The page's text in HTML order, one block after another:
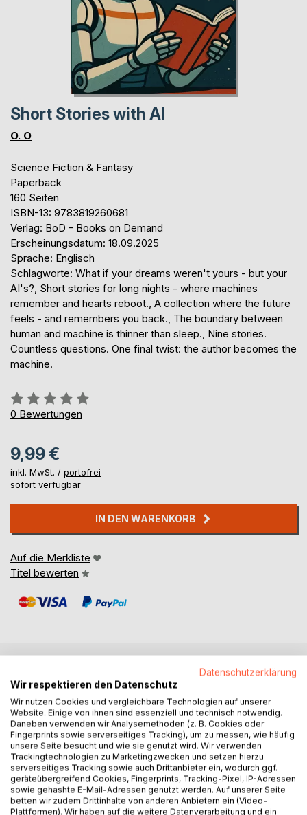
Short Stories with AI
O. O
Science Fiction & Fantasy
Paperback
160 Seiten
ISBN-13: 9783819260681
Verlag: BoD - Books on Demand
Erscheinungsdatum: 18.09.2025
Sprache: Englisch
Schlagworte: What if your dreams weren't yours - but your
AI's?, Short stories for long nights - where machines
remember and hearts reboot., A collection where the future
feels - and remembers you back., The boundary between
human and machine is thinner than sleep., Nine stories.
Countless questions. One final twist: the author becomes the
machine.
Bewertung::
0%
0 Bewertungen
9,99 €
inkl. MwSt. / portofrei
sofort verfügbar
IN DEN WARENKORB
Auf die Merkliste
Titel bewerten
BESCHREIBUNG
Short Stories with AI is a curated anthology of speculative
fiction that explores the evolving relationship between
artificial intelligence and the human condition. The stories
span diverse settings, from dystopian megacities and
steampunk empires to derelict space stations and isolated
agrarian colonies, yet remain thematically unified by a
central concern: what happens when machines begin to
Datenschutzerklärung
Wir respektieren den Datenschutz
Wir nutzen Cookies und vergleichbare Technologien auf unserer
Website. Einige von ihnen sind essenziell und technisch notwendig.
Daneben verwenden wir Analysemethoden (z. B. Cookies oder
Fingerprints sowie serverseitiges Tracking), um zu messen, wie häufig
unsere Seite besucht und wie sie genutzt wird. Wir verwenden
Trackingtechnologien zu Marketingzwecken und setzen hierzu
serverseitiges Tracking sowie auch Drittanbieter ein, wodurch ggf.
geräteübergreifend Cookies, Fingerprints, Tracking-Pixel, IP-Adressen
sowie gehashte E-Mail-Adressen genutzt werden. Auf unserer Seite
betten wir zudem Drittinhalte von anderen Anbietern ein (Video-
Plattformen). Wir haben auf die weitere Datenverarbeitung und ein